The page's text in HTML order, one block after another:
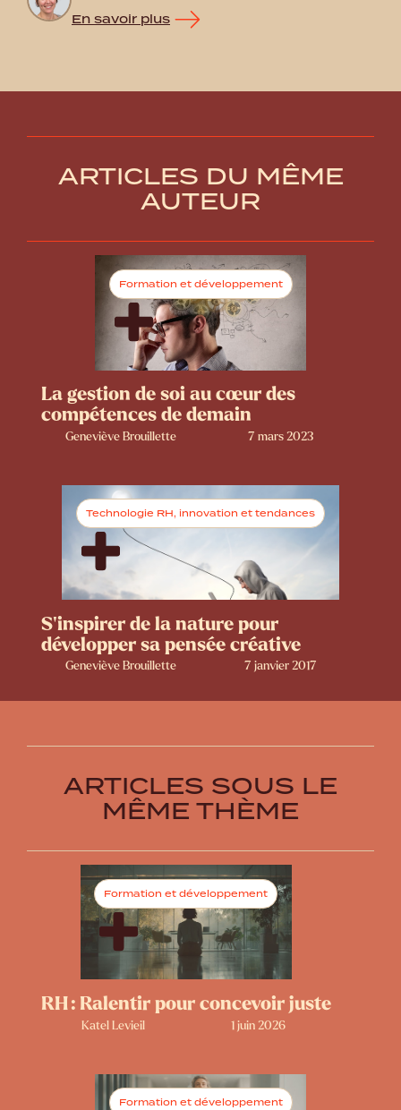
En savoir plus
ARTICLES DU MÊME
AUTEUR
Formation et développement
La gestion de soi au cœur des
compétences de demain
Geneviève Brouillette 7 mars 2023
Technologie RH, innovation et tendances
S’inspirer de la nature pour
développer sa pensée créative
Geneviève Brouillette 7 janvier 2017
ARTICLES SOUS LE
MÊME THÈME
Formation et développement
RH : Ralentir pour concevoir juste
Katel Levieil 1 juin 2026
Formation et développement